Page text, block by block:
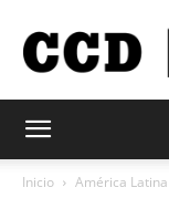
Inicio América Latina